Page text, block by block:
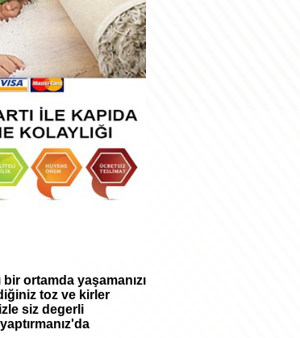
ortamda yaşamanızı
toz ve kirler
siz degerli